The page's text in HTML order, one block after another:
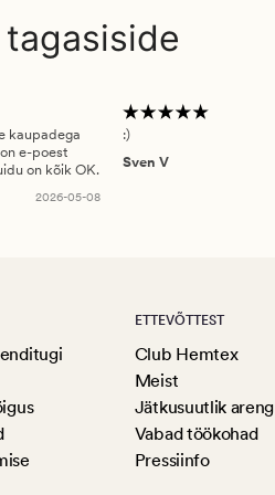
kaupadega
e-poest
on kõik OK.
2026-05-08
:)
Sven V
ETTEVÕTTEST
Club Hemtex
Meist
Jätkusuutlik areng
Vabad töökohad
Pressiinfo